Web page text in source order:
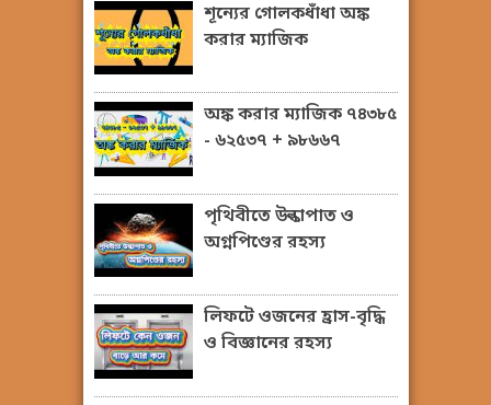
শূন্যের গোলকধাঁধা অঙ্ক
করার ম্যাজিক
অঙ্ক করার ম্যাজিক ৭৪৩৮৫
- ৬২৫৩৭ + ৯৮৬৬৭
পৃথিবীতে উল্কাপাত ও
অগ্নপিণ্ডের রহস্য
লিফটে ওজনের হ্রাস-বৃদ্ধি
ও বিজ্ঞানের রহস্য